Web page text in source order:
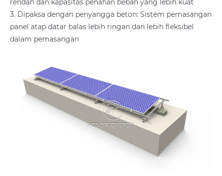
rendah dan kapasitas penahan beban yang lebih kuat
3. Dipaksa dengan penyangga beton: Sistem pemasangan
panel atap datar balas lebih ringan dan lebih fleksibel
dalam pemasangan